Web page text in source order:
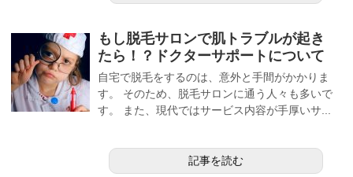
もし脱毛サロンで肌トラブルが起き
たら！？ドクターサポートについて
自宅で脱毛をするのは、意外と手間がかかりま
す。 そのため、脱毛サロンに通う人々も多いで
す。 また、現代ではサービス内容が手厚いサ...
記事を読む